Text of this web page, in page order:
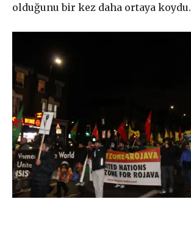
olduğunu bir kez daha ortaya koydu.